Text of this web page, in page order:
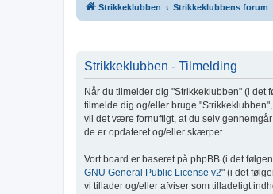
Strikkeklubben Strikkeklubbens forum
Strikkeklubben - Tilmelding
Når du tilmelder dig "Strikkeklubben" (i
tilmelde dig og/eller bruge
vil det være fornuftigt, at du selv
de er opdateret og/eller skærpet.
Vort board er baseret på phpBB (i det
GNU General Public License v2" (i det
vi tillader og/eller afviser som tilladeligt